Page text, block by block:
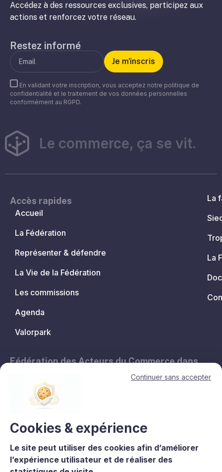
Accédez à des ressources exclusives, participez aux
actions et renforcez votre réseau.
Restez informé
En validant votre inscription, vous acceptez notre politique de
confidentialité et le traitement de vos données personnelles
conformément au RGPD.
Le commerce, ça se vit.
Accès rapides
Accueil
La Fédération
Représenter & défendre
La Vie de la Fédération
Les commissions
Agenda
Valorpark
La
La
Fédération des Acteurs du Commerce dans
11, avenue de l'Opéra - 75001 Paris
contact@lesacteursducommerce.com
+33 1 53 43 82 60
Le CNCC est un organisme de formation enregistré sous le numéro
11756688975 auprès du préfet de région d’Île-de-France. La
Continuer sans accepter
Cookies & expérience
Le site peut utiliser des cookies afin d’améliorer
l’expérience utilisateur et de réaliser des